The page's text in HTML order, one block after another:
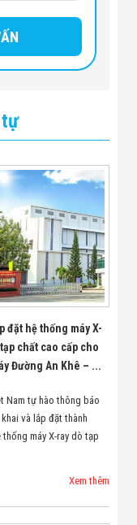
tự
đặt hệ thống máy X-
chất cao cấp cho
Đường An Khê – ...
Nam tự hào thông báo
và lắp đặt thành
thống máy X-ray dò tạp
Xem thêm